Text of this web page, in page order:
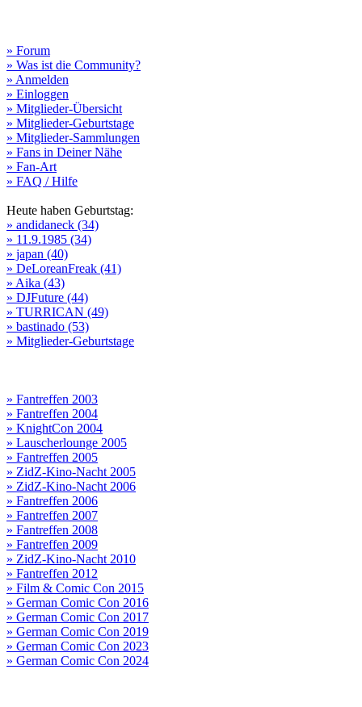
» Forum
» Was ist die Community?
» Anmelden
» Einloggen
» Mitglieder-Übersicht
» Mitglieder-Geburtstage
» Mitglieder-Sammlungen
» Fans in Deiner Nähe
» Fan-Art
» FAQ / Hilfe
Heute haben Geburtstag:
» andidaneck (34)
» 11.9.1985 (34)
» japan (40)
» DeLoreanFreak (41)
» Aika (43)
» DJFuture (44)
» TURRICAN (49)
» bastinado (53)
» Mitglieder-Geburtstage
» Fantreffen 2003
» Fantreffen 2004
» KnightCon 2004
» Lauscherlounge 2005
» Fantreffen 2005
» ZidZ-Kino-Nacht 2005
» ZidZ-Kino-Nacht 2006
» Fantreffen 2006
» Fantreffen 2007
» Fantreffen 2008
» Fantreffen 2009
» ZidZ-Kino-Nacht 2010
» Fantreffen 2012
» Film & Comic Con 2015
» German Comic Con 2016
» German Comic Con 2017
» German Comic Con 2019
» German Comic Con 2023
» German Comic Con 2024